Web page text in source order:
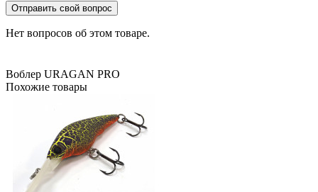
Отправить свой вопрос
Нет вопросов об этом товаре.
Воблер URAGAN PRO
Похожие товары